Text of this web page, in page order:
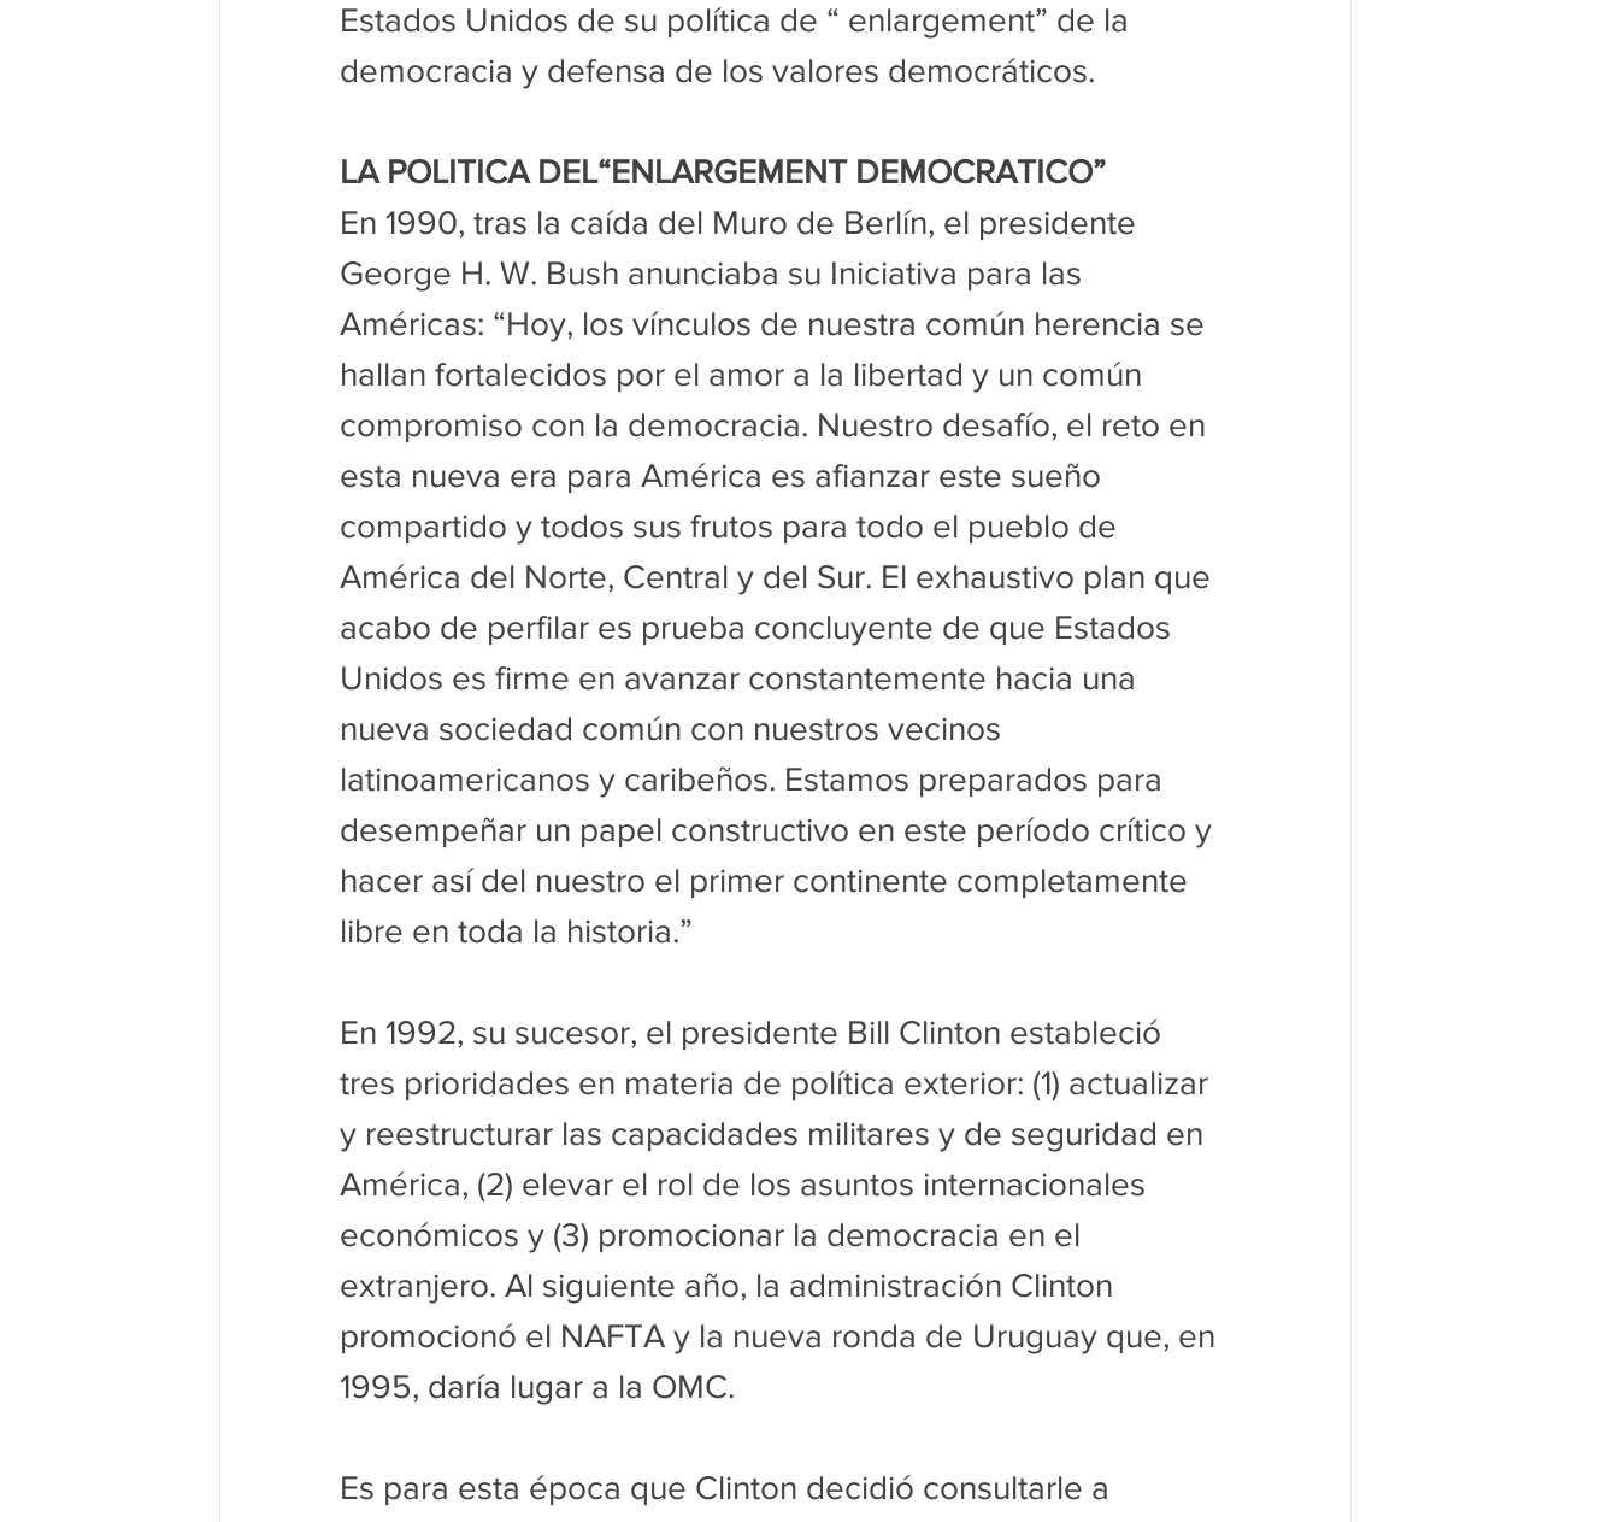
Estados Unidos de su política de “ enlargement” de la
democracia y defensa de los valores democráticos.
LA POLITICA DEL“ENLARGEMENT DEMOCRATICO”
En 1990, tras la caída del Muro de Berlín, el presidente
George H. W. Bush anunciaba su Iniciativa para las
Américas: “Hoy, los vínculos de nuestra común herencia se
hallan fortalecidos por el amor a la libertad y un común
compromiso con la democracia. Nuestro desafío, el reto en
esta nueva era para América es afianzar este sueño
compartido y todos sus frutos para todo el pueblo de
América del Norte, Central y del Sur. El exhaustivo plan que
acabo de perfilar es prueba concluyente de que Estados
Unidos es firme en avanzar constantemente hacia una
nueva sociedad común con nuestros vecinos
latinoamericanos y caribeños. Estamos preparados para
desempeñar un papel constructivo en este período crítico y
hacer así del nuestro el primer continente completamente
libre en toda la historia.”
En 1992, su sucesor, el presidente Bill Clinton estableció
tres prioridades en materia de política exterior: (1) actualizar
y reestructurar las capacidades militares y de seguridad en
América, (2) elevar el rol de los asuntos internacionales
económicos y (3) promocionar la democracia en el
extranjero. Al siguiente año, la administración Clinton
promocionó el NAFTA y la nueva ronda de Uruguay que, en
1995, daría lugar a la OMC.
Es para esta época que Clinton decidió consultarle a